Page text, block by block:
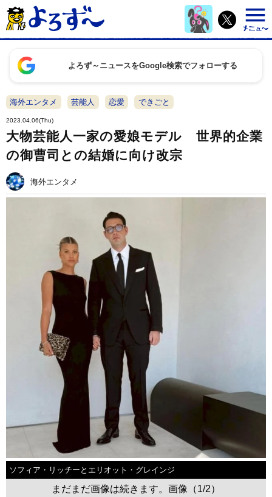
よろず～ニュースをGoogle検索でフォローする
海外エンタメ 芸能人 恋愛 できごと
2023.04.06(Thu)
大物芸能人一家の愛娘モデル 世界的企業
の御曹司との結婚に向け改宗
海外エンタメ
ソフィア・リッチーとエリオット・グレインジ
まだまだ画像は続きます。画像（1/2）